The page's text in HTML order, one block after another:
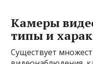
Камеры
типы и
Существует